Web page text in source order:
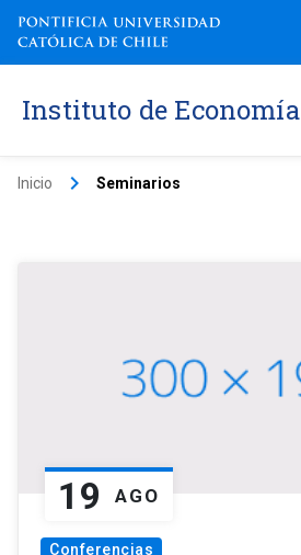
Instituto de Economía
Inicio keyboard_arrow_right Seminarios
19 AGO
Conferencias